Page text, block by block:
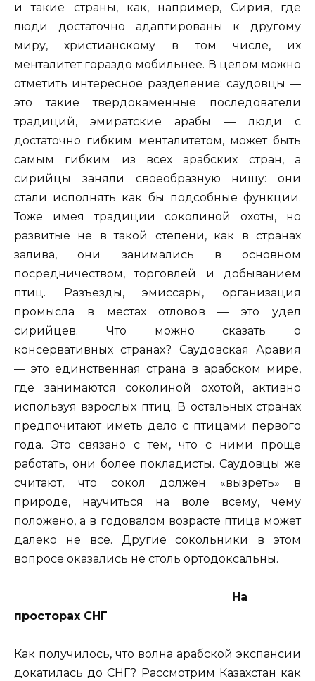
и такие страны, как, например, Сирия, где
люди достаточно адаптированы к другому
миру, христианскому в том числе, их
менталитет гораздо мобильнее. В целом можно
отметить интересное разделение: саудовцы —
это такие твердокаменные последователи
традиций, эмиратские арабы — люди с
достаточно гибким менталитетом, может быть
самым гибким из всех арабских стран, а
сирийцы заняли своеобразную нишу: они
стали исполнять как бы подсобные функции.
Тоже имея традиции соколиной охоты, но
развитые не в такой степени, как в странах
залива, они занимались в основном
посредничеством, торговлей и добыванием
птиц. Разъезды, эмиссары, организация
промысла в местах отловов — это удел
сирийцев. Что можно сказать о
консервативных странах? Саудовская Аравия
— это единственная страна в арабском мире,
где занимаются соколиной охотой, активно
используя взрослых птиц. В остальных странах
предпочитают иметь дело с птицами первого
года. Это связано с тем, что с ними проще
работать, они более покладисты. Саудовцы же
считают, что сокол должен «вызреть» в
природе, научиться на воле всему, чему
положено, а в годовалом возрасте птица может
далеко не все. Другие сокольники в этом
вопросе оказались не столь ортодоксальны.
На
просторах СНГ
Как получилось, что волна арабской экспансии
докатилась до СНГ? Рассмотрим Казахстан как